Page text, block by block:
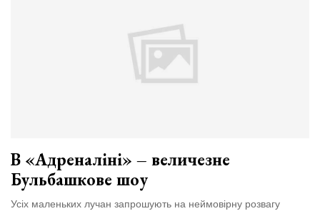
В «Адреналіні» – величезне
Бульбашкове шоу
Усіх маленьких лучан запрошують на неймовірну розвагу